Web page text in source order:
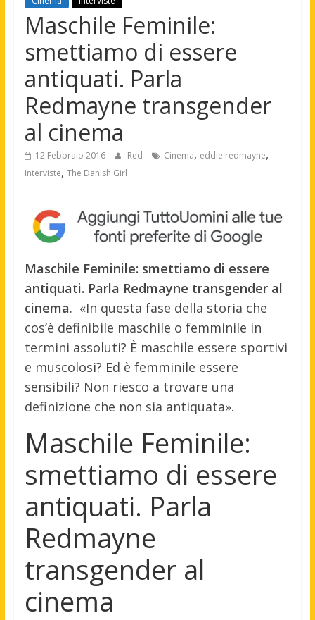
Maschile Feminile:
smettiamo di essere
antiquati. Parla
Redmayne transgender
al cinema
12 Febbraio 2016 Red Cinema, eddie redmayne,
Interviste, The Danish Girl
Maschile Feminile: smettiamo di essere
antiquati. Parla Redmayne transgender al
cinema. «In questa fase della storia che
cos’è definibile maschile o femminile in
termini assoluti? È maschile essere sportivi
e muscolosi? Ed è femminile essere
sensibili? Non riesco a trovare una
definizione che non sia antiquata».
Maschile Feminile:
smettiamo di essere
antiquati. Parla
Redmayne
transgender al
cinema